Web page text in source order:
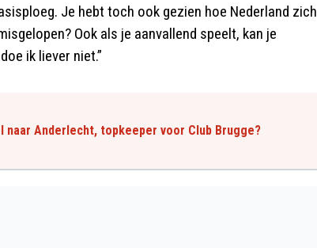
Je hebt toch ook gezien hoe Nederland zich
Ook als je aanvallend speelt, kan je
ik liever niet.”
naar Anderlecht, topkeeper voor Club Brugge?